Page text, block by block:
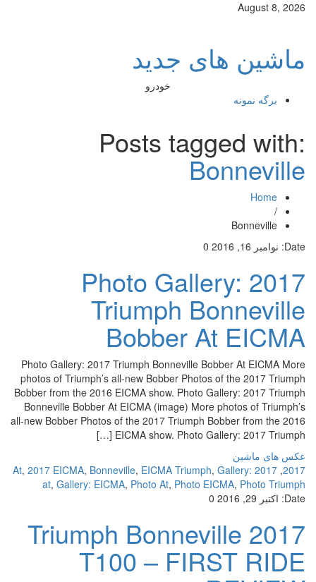
August 8, 2026
ماشین های جدید
خودرو
برگه نمونه
Posts tagged with:
Bonneville
Home
/
Bonneville
Date: نوامبر 16, 2016 0
Photo Gallery: 2017
Triumph Bonneville
Bobber At EICMA
Photo Gallery: 2017 Triumph Bonneville Bobber At EICMA More
photos of Triumph’s all-new Bobber Photos of the 2017 Triumph
Bobber from the 2016 EICMA show. Photo Gallery: 2017 Triumph
Bonneville Bobber At EICMA (image) More photos of Triumph’s
all-new Bobber Photos of the 2017 Triumph Bobber from the 2016
EICMA show. Photo Gallery: 2017 Triumph […]
عکس های ماشین
2017
,
2017 At
,2017 EICMA,Bonneville,EICMA Triumph,Gallery:
at,Gallery: EICMA,Photo At,Photo EICMA,Photo Triumph
Date: اکتبر 29, 2016 0
2017 Triumph Bonneville
T100 – FIRST RIDE